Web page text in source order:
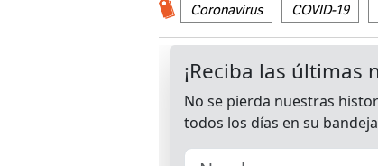
Coronavirus COVID-19